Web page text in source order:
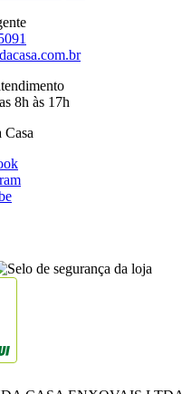
8h às 17h
Casa